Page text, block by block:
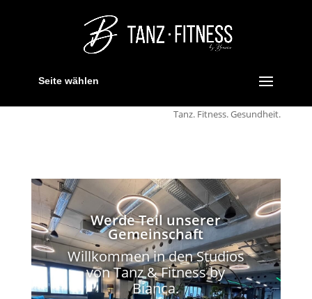
Seite wählen
Tanz. Fitness. Gesundheit.
Werde Teil unserer
Gemeinschaft
Willkommen in den Studios
von Tanz & Fitness by
Bianca.